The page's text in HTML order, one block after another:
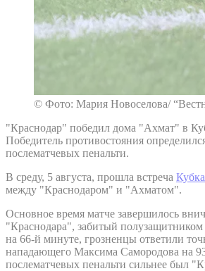
© Фото: Мария Новоселова/
"Краснодар" победил дома "Ахмат" в
Победитель противостояния
послематчевых пенальти.
В среду, 5 августа, прошла встреча
между "Краснодаром" и "Ахматом".
Основное время матче завершилось
"Краснодара", забитый
на 66-й минуте, грозненцы ответили
нападающего Максима Самородова на
послематчевых пенальти сильнее был